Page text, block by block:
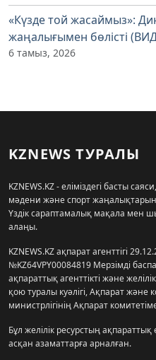
«Күзде той жасаймыз»:
жаңалығымен бөлісті
6 тамыз, 2026
KZNEWS ТУРАЛЫ
KZNEWS.KZ - еліміздегі басты
мәдени және спорт
Үздік сараптамалық мақала мен
алаңы.
KZNEWS.KZ ақпарат агенттігі
№KZ64VPY00084819 Мерзімді
ақпараттық агенттікті және
қою туралы куәлігі, Ақпарат және
министрлігінің Ақпарат
Бұл желілік ресурстың ақпараттық
асқан азаматтарға арналған.